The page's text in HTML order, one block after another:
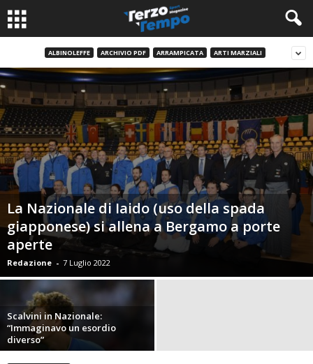
ALBINOLEFFE ARCHIVIO PDF ARRAMPICATA ARTI MARZIALI
La Nazionale di Iaido (uso della spada
giapponese) si allena a Bergamo a porte
aperte
Redazione - 7 Luglio 2022
Scalvini in Nazionale:
“Immaginavo un esordio
diverso”